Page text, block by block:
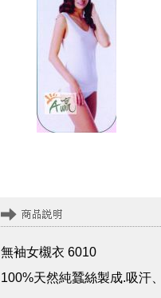
無袖女櫬衣 6010
100%天然純蠶絲製成.吸汗